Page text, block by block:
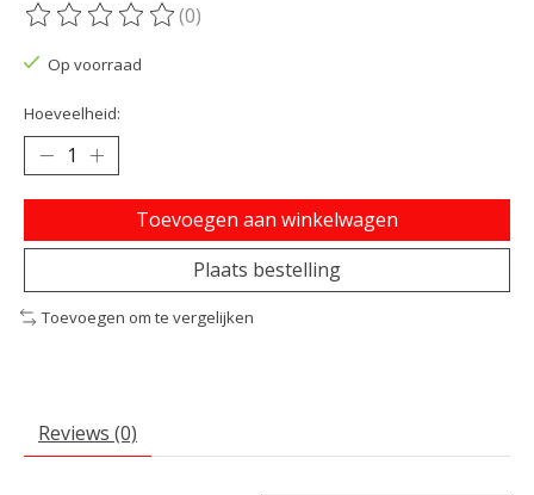
De beoordeling van dit product is
(0)
Op voorraad
Hoeveelheid:
Toevoegen aan winkelwagen
Plaats bestelling
Toevoegen om te vergelijken
Reviews (0)